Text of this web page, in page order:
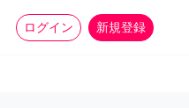
ログイン 新規登録
家事 more_horiz